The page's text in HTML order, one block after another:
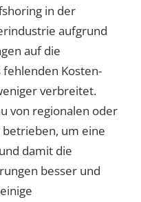
in der
aufgrund
auf die
Kosten-
verbreitet.
von regionalen oder
um eine
damit die
besser und